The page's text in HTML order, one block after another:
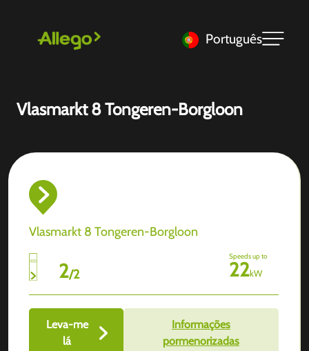
Português
Vlasmarkt 8 Tongeren-Borgloon
Vlasmarkt 8 Tongeren-Borgloon
2/2
Speeds up to
22kW
Leva-me
lá
Informações
pormenorizadas